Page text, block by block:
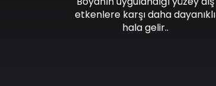
etkenlere karşı daha dayanıklı
hala gelir..